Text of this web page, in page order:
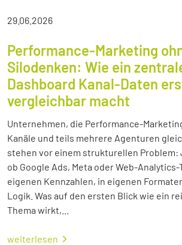
29.06.2026
Performance-Marketing
Silodenken: Wie ein
Dashboard Kanal-Daten
vergleichbar macht
Unternehmen, die Performance-
Kanäle und teils mehrere Agenturen
stehen vor einem strukturellen Problem:
ob Google Ads, Meta oder Web-
eigenen Kennzahlen, in eigenen
Logik. Was auf den ersten Blick wie ein
Thema wirkt,...
weiterlesen